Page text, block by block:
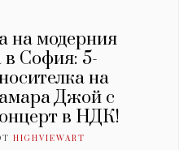
на модерния
в София: 5-
на
Джой с
в НДК!
HIGHVIEWART